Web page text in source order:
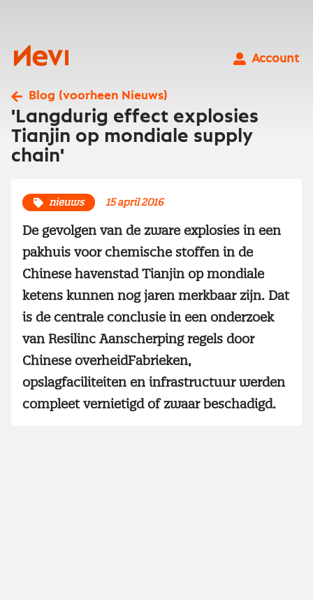
Nevi
Account
Blog (voorheen Nieuws)
'Langdurig effect explosies
Tianjin op mondiale supply
chain'
nieuws 15 april 2016
De gevolgen van de zware explosies in een
pakhuis voor chemische stoffen in de
Chinese havenstad Tianjin op mondiale
ketens kunnen nog jaren merkbaar zijn. Dat
is de centrale conclusie in een onderzoek
van Resilinc Aanscherping regels door
Chinese overheidFabrieken,
opslagfaciliteiten en infrastructuur werden
compleet vernietigd of zwaar beschadigd.